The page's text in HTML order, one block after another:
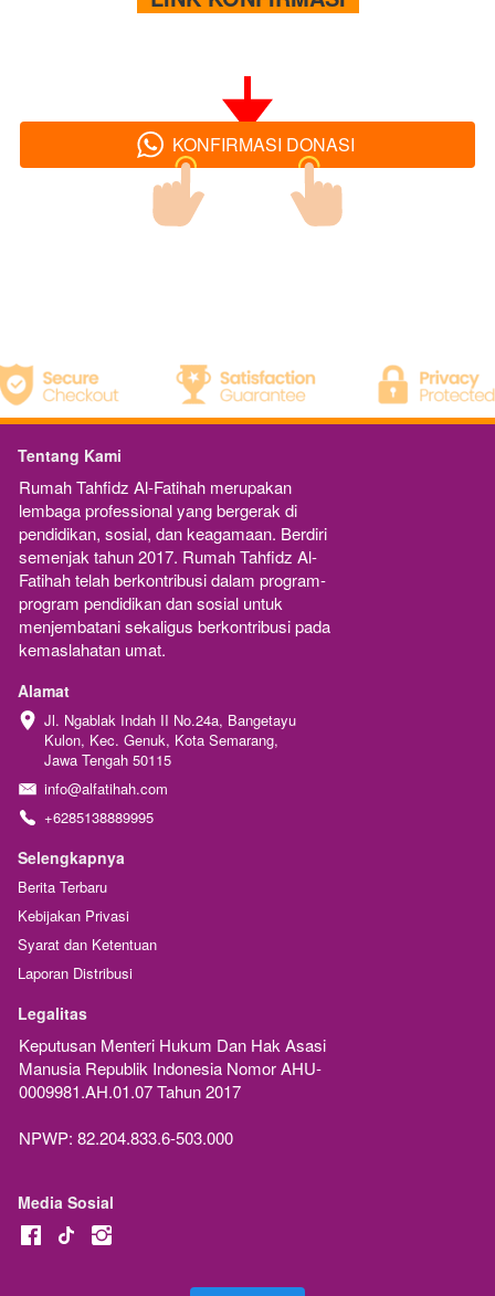
` KONFIRMASI DONASI
Tentang Kami
Rumah Tahfidz Al-Fatihah merupakan
lembaga professional yang bergerak di
pendidikan, sosial, dan keagamaan. Berdiri
semenjak tahun 2017. Rumah Tahfidz Al-
Fatihah telah berkontribusi dalam program-
program pendidikan dan sosial untuk
menjembatani sekaligus berkontribusi pada
kemaslahatan umat.
Alamat
Jl. Ngablak Indah II No.24a, Bangetayu
Kulon, Kec. Genuk, Kota Semarang,
Jawa Tengah 50115
info@alfatihah.com
+6285138889995
Selengkapnya
Berita Terbaru
Kebijakan Privasi
Syarat dan Ketentuan
Laporan Distribusi
Legalitas
Keputusan Menteri Hukum Dan Hak Asasi
Manusia Republik Indonesia Nomor AHU-
0009981.AH.01.07 Tahun 2017
NPWP: 82.204.833.6-503.000
Media Sosial